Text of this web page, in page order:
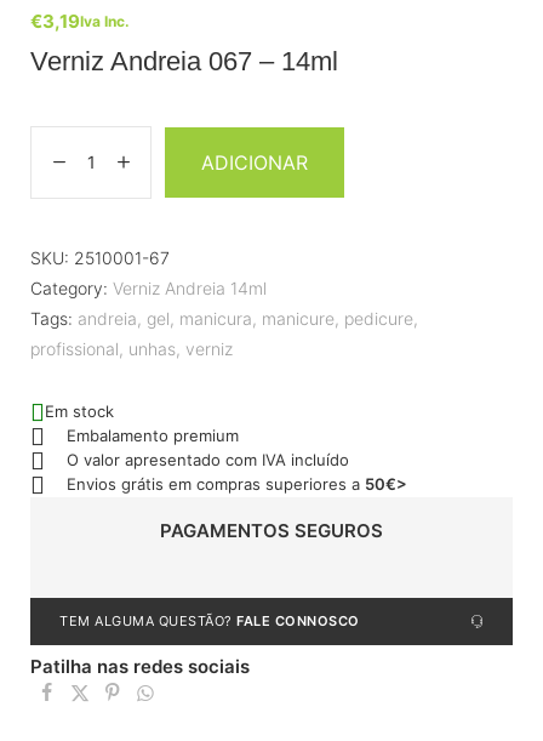
€3,19Iva Inc.
Verniz Andreia 067 – 14ml
ADICIONAR
SKU: 2510001-67
Category: Verniz Andreia 14ml
Tags: andreia, gel, manicura, manicure, pedicure,
profissional, unhas, verniz
Em stock
Embalamento premium
O valor apresentado com IVA incluído
Envios grátis em compras superiores a 50€>
PAGAMENTOS SEGUROS
TEM ALGUMA QUESTÃO? FALE CONNOSCO
Patilha nas redes sociais